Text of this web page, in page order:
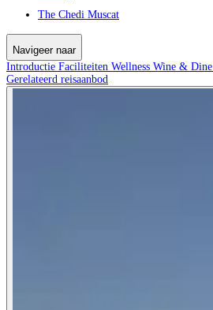
The Chedi Muscat
Navigeer naar
Introductie Faciliteiten Wellness Wine & Dine
Gerelateerd reisaanbod